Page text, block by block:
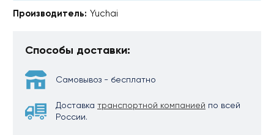
Производитель: Yuchai
Способы доставки:
Самовывоз - бесплатно
Доставка транспортной компанией по всей
России.